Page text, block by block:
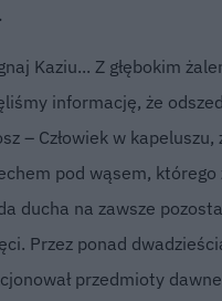
Kaziu... Z głębokim
informację, że
– Człowiek w
pod wąsem, którego
ducha na zawsze
Przez ponad
przedmioty